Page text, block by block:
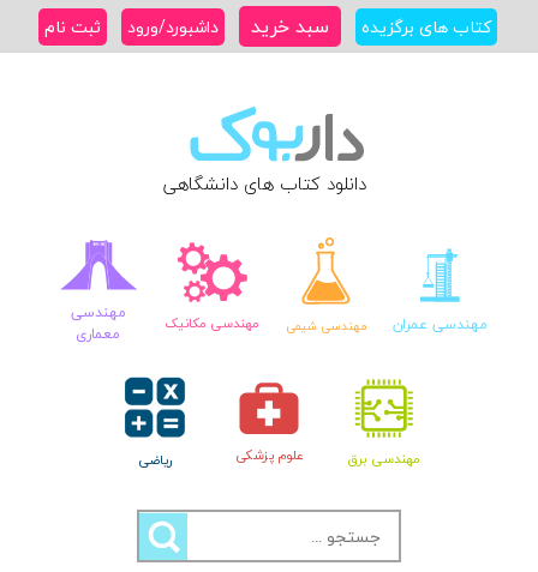
کتاب های برگزیده سبد خرید داشبورد/ورود ثبت نام
دانلود کتاب های دانشگاهی
مهندسی عمران مهندسی شیمی مهندسی مکانیک
مهندسی
معماری
مهندسی برق علوم پزشکی ریاضی
جستجو
برای: